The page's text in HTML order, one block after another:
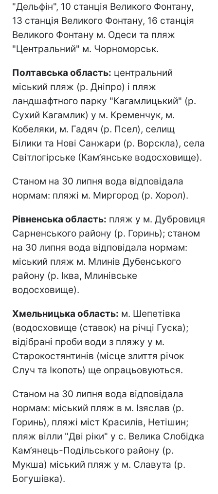
"Дельфін", 10 станція Великого Фонтану,
13 станція Великого Фонтану, 16 станція
Великого Фонтану м. Одеси та пляж
"Центральний" м. Чорноморськ.
Полтавська область: центральний
міський пляж (р. Дніпро) і пляж
ландшафтного парку "Кагамлицький" (р.
Сухий Кагамлик) у м. Кременчук, м.
Кобеляки, м. Гадяч (р. Псел), селищ
Білики та Нові Санжари (р. Ворскла), села
Світлогірське (Кам’янське водосховище).
Станом на 30 липня вода відповідала
нормам: пляжі м. Миргород (р. Хорол).
Рівненська область: пляж у м. Дубровиця
Сарненського району (р. Горинь); станом
на 30 липня вода відповідала нормам:
міський пляж м. Млинів Дубенського
району (р. Іква, Млинівське
водосховище).
Хмельницька область: м. Шепетівка
(водосховище (ставок) на річці Гуска);
відібрані проби води з пляжу у м.
Старокостянтинів (місце злиття річок
Случ та Ікопоть) ще опрацьовуються.
Станом на 30 липня вода відповідала
нормам: міський пляж в м. Ізяслав (р.
Горинь), пляжі міст Красилів, Нетішин;
пляж вілли "Дві ріки" у с. Велика Слобідка
Кам’янець-Подільського району (р.
Мукша) міський пляж у м. Славута (р.
Богушівка).